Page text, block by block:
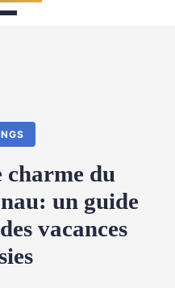
charme du
un guide
vacances